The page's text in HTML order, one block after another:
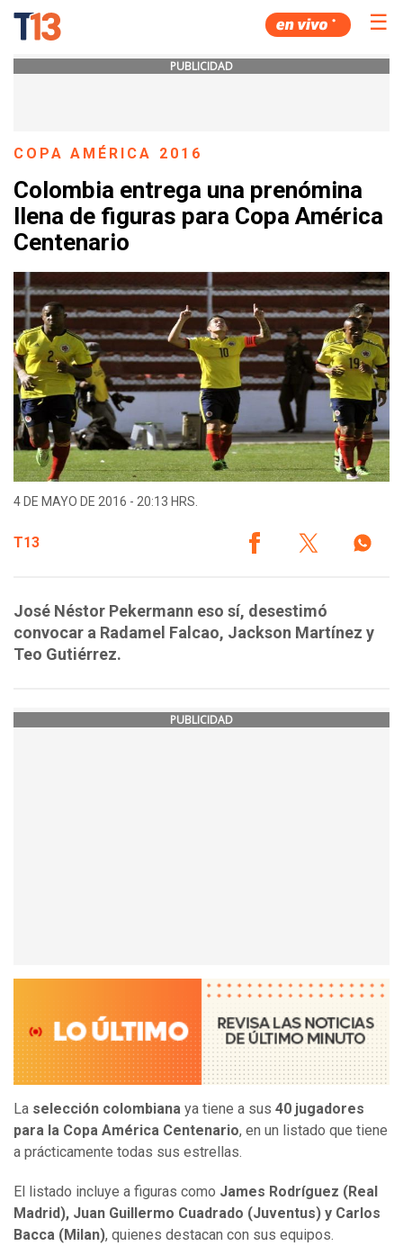
☰
PUBLICIDAD
COPA AMÉRICA 2016
Colombia entrega una prenómina
llena de figuras para Copa América
Centenario
4 DE MAYO DE 2016 - 20:13 HRS.
T13
José Néstor Pekermann eso sí, desestimó
convocar a Radamel Falcao, Jackson Martínez y
Teo Gutiérrez.
PUBLICIDAD
La selección colombiana ya tiene a sus 40 jugadores
para la Copa América Centenario, en un listado que tiene
a prácticamente todas sus estrellas.
El listado incluye a figuras como James Rodríguez (Real
Madrid), Juan Guillermo Cuadrado (Juventus) y Carlos
Bacca (Milan), quienes destacan con sus equipos.